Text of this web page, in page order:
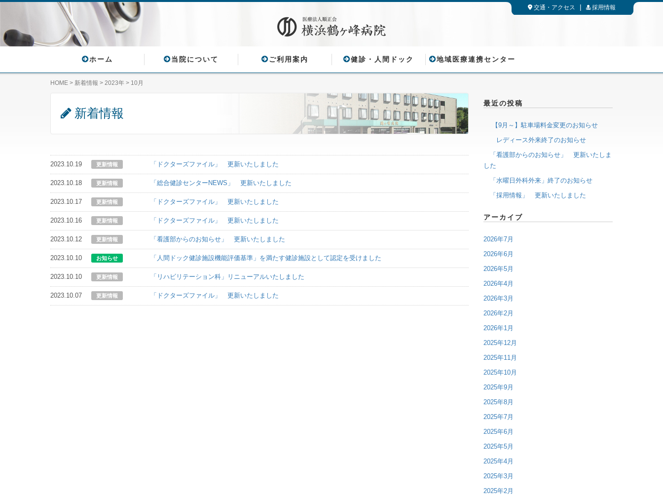
交通・アクセス 採用情報
ホーム 当院について ご利用案内 健診・人間ドック 地域医療連携センター
HOME > 新着情報 > 2023年 > 10月
新着情報
2023.10.19 更新情報 「ドクターズファイル」 更新いたしました
2023.10.18 更新情報 「総合健診センターNEWS」 更新いたしました
2023.10.17 更新情報 「ドクターズファイル」 更新いたしました
2023.10.16 更新情報 「ドクターズファイル」 更新いたしました
2023.10.12 更新情報 「看護部からのお知らせ」 更新いたしました
2023.10.10 お知らせ 「人間ドック健診施設機能評価基準」を満たす健診施設として認定を受けました
2023.10.10 更新情報 「リハビリテーション科」リニューアルいたしました
2023.10.07 更新情報 「ドクターズファイル」 更新いたしました
最近の投稿
【9月～】駐車場料金変更のお知らせ
レディース外来終了のお知らせ
「看護部からのお知らせ」 更新いたしま
した
「水曜日外科外来」終了のお知らせ
「採用情報」 更新いたしました
アーカイブ
2026年7月
2026年6月
2026年5月
2026年4月
2026年3月
2026年2月
2026年1月
2025年12月
2025年11月
2025年10月
2025年9月
2025年8月
2025年7月
2025年6月
2025年5月
2025年4月
2025年3月
2025年2月